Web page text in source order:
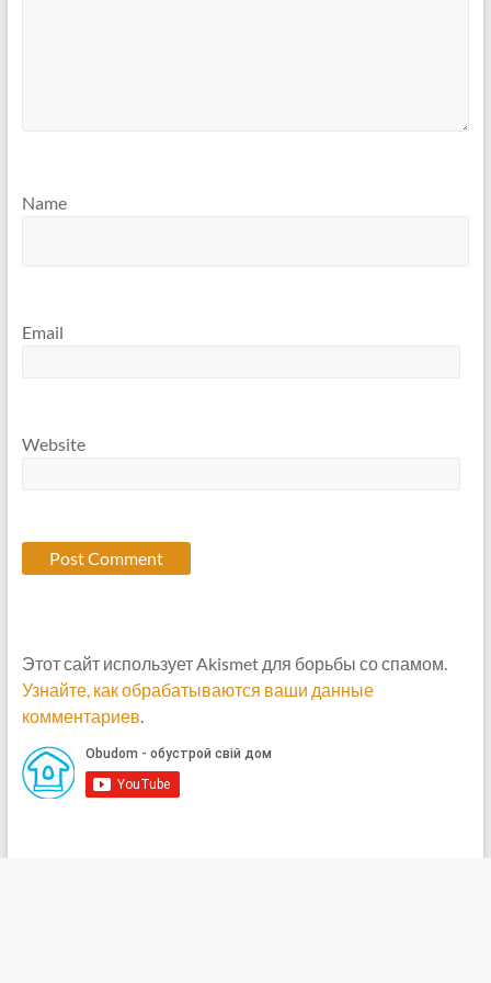
Name
Email
Website
Этот сайт использует Akismet для борьбы со спамом.
Узнайте, как обрабатываются ваши данные
комментариев.